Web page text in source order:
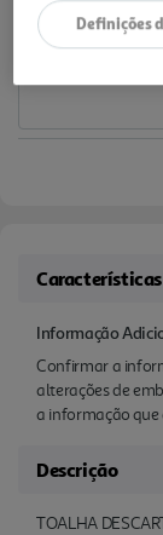
Notas de
Características
Informação
Confirmar a
alterações de
a informação
Descrição
TOALHA
Definições